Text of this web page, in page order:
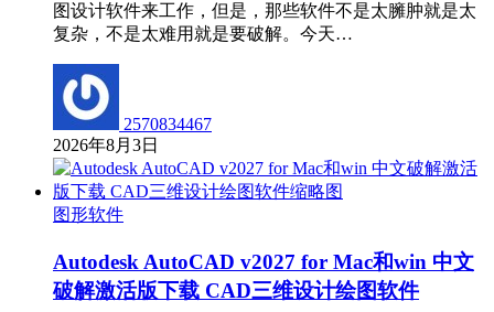
图设计软件来工作，但是，那些软件不是太臃肿就是太
复杂，不是太难用就是要破解。今天…
2570834467
2026年8月3日
图形软件
Autodesk AutoCAD v2027 for Mac和win 中文
破解激活版下载 CAD三维设计绘图软件